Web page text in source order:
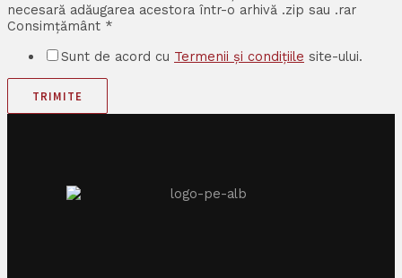
necesară adăugarea acestora într-o arhivă .zip sau .rar
Consimțământ *
Sunt de acord cu Termenii și condițiile site-ului.
TRIMITE